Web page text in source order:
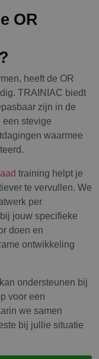
OR
heeft de OR
TRAINIAC biedt
zijn in de
stevige
waarmee
training helpt je
te vervullen. We
per
jouw specifieke
doen en
ontwikkeling
ondersteunen bij
voor een
we samen
bij jullie situatie